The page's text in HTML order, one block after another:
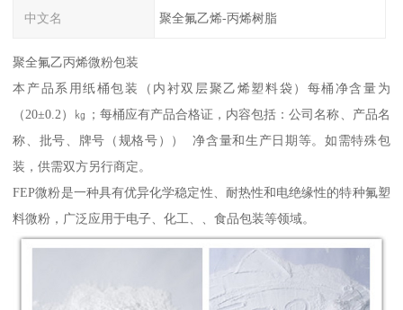
中文名 聚全氟乙烯-丙烯树脂
聚全氟乙丙烯微粉包装
本产品系用纸桶包装（内衬双层聚乙烯塑料袋）每桶净含量为
（20±0.2）㎏；每桶应有产品合格证，内容包括：公司名称、产品名
称、批号、牌号（规格号）） 净含量和生产日期等。如需特殊包
装，供需双方另行商定。
FEP微粉是一种具有优异化学稳定性、耐热性和电绝缘性的特种氟塑
料微粉，广泛应用于电子、化工、、食品包装等领域。